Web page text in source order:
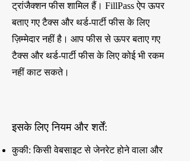
ट्रांजैक्शन फीस शामिल हैं। FillPass ऐप ऊपर
बताए गए टैक्स और थर्ड-पार्टी फीस के लिए
ज़िम्मेदार नहीं है। आप फीस से ऊपर बताए गए
टैक्स और थर्ड-पार्टी फीस के लिए कोई भी रकम
नहीं काट सकते।
इसके लिए नियम और शर्तें:
कुकी: किसी वेबसाइट से जेनरेट होने वाला और